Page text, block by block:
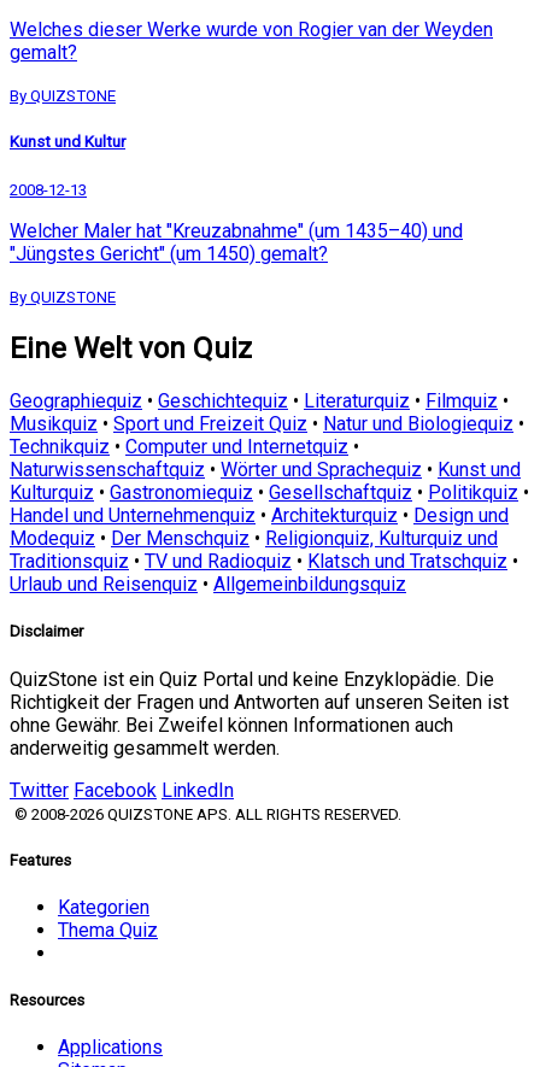
Welches dieser Werke wurde von Rogier van der Weyden
gemalt?
By QUIZSTONE
Kunst und Kultur
2008-12-13
Welcher Maler hat "Kreuzabnahme" (um 1435–40) und
"Jüngstes Gericht" (um 1450) gemalt?
By QUIZSTONE
Eine Welt von Quiz
Geographiequiz • Geschichtequiz • Literaturquiz • Filmquiz •
Musikquiz • Sport und Freizeit Quiz • Natur und Biologiequiz •
Technikquiz • Computer und Internetquiz •
Naturwissenschaftquiz • Wörter und Sprachequiz • Kunst und
Kulturquiz • Gastronomiequiz • Gesellschaftquiz • Politikquiz •
Handel und Unternehmenquiz • Architekturquiz • Design und
Modequiz • Der Menschquiz • Religionquiz, Kulturquiz und
Traditionsquiz • TV und Radioquiz • Klatsch und Tratschquiz •
Urlaub und Reisenquiz • Allgemeinbildungsquiz
Disclaimer
QuizStone ist ein Quiz Portal und keine Enzyklopädie. Die
Richtigkeit der Fragen und Antworten auf unseren Seiten ist
ohne Gewähr. Bei Zweifel können Informationen auch
anderweitig gesammelt werden.
Twitter Facebook LinkedIn
© 2008-2026 QUIZSTONE APS. ALL RIGHTS RESERVED.
Features
Kategorien
Thema Quiz
Resources
Applications